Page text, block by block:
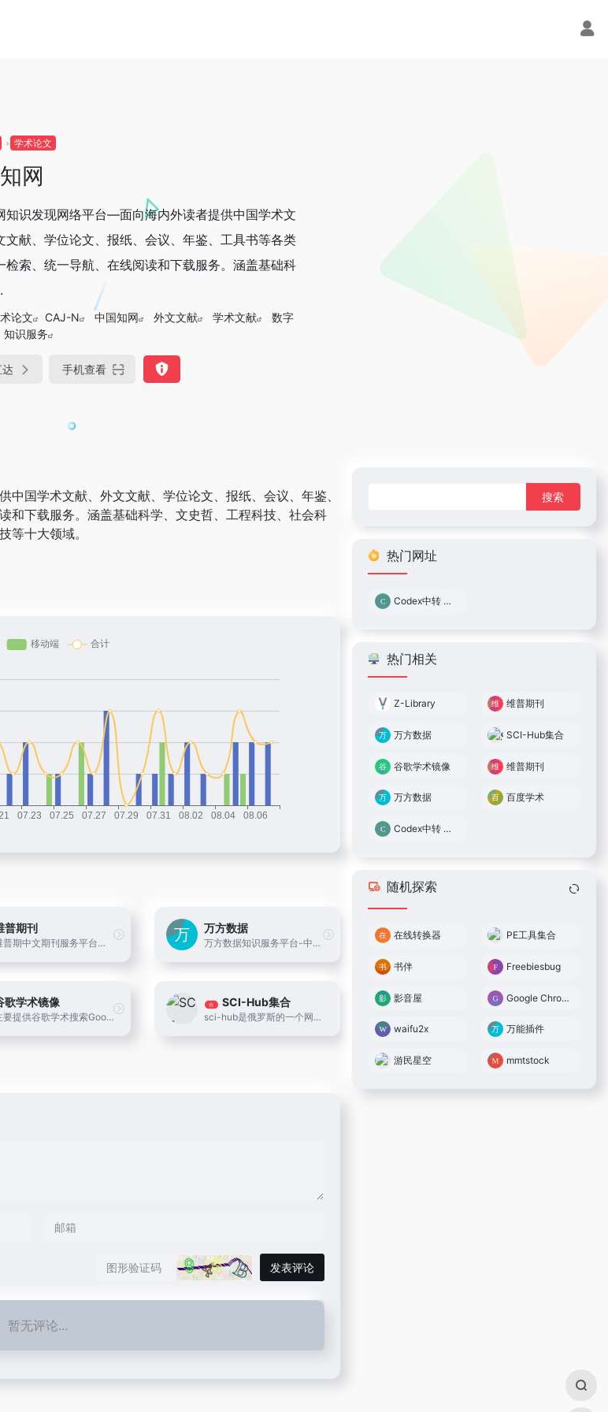
学术论文
网
知识发现网络平台—面向海内外读者提供中国学术文
文献、学位论文、报纸、会议、年鉴、工具书等各类
检索、统一导航、在线阅读和下载服务。涵盖基础科
论文 CAJ-N 中国知网 外文文献 学术文献
数字
知识服务
手机查看
国学术文献、外文文献、学位论文、报纸、会议、年鉴、
和下载服务。涵盖基础科学、文史哲、工程科技、社会科
等十大领域。
普期刊
维普期中文期刊服务平台，由维普资讯有限公司出品，通过对国内出版发行的14000余种科技期刊、5600万篇期刊全文进行内容分析和引文分析，为专业用户提供一站式文献服务：全文保障，文献引证关系，文献计量分析；并以期刊产品为主线、其它衍生产品或服务做补充，方便专业用户、机构用户在一个平台上快速有效地获取一次文献、二次文献、三次文献以及各种数字图书馆服务方式。
万方数据
万方数据知识服务平台-中外学术论文、中外标准、中外专利、科技成果、政策法规等科技文献的在线服务平台。
歌学术镜像
主要提供谷歌学术搜索Google Scholar镜像/Wikipedia维基百科和谷歌网页搜索镜像的导航站,实时更新谷歌镜像,google镜像,谷歌镜像站最新镜像网站
合 SCI-Hub集合
sci-hub是俄罗斯的一个网站，界面非常简单，只要输入论文的连接或者doi就能够下载论文。
发表评论
暂无评论...
热门网址
Codex中转 0.05倍率
热门相关
Z-Library 维普期刊
万方数据 SCI-Hub集合
谷歌学术镜像 维普期刊
万方数据 百度学术
Codex中转 0.05倍率
随机探索
在线转换器 PE工具集合
书伴 Freebiesbug
影音屋 Google Chrome
waifu2x 万能插件
游民星空 mmtstock